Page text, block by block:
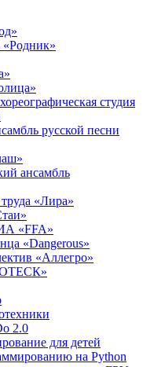
студия
русской песни
ансамбль
«Лира»
«FFA»
«Dangerous»
«Аллегро»
2.0
для детей
на Python